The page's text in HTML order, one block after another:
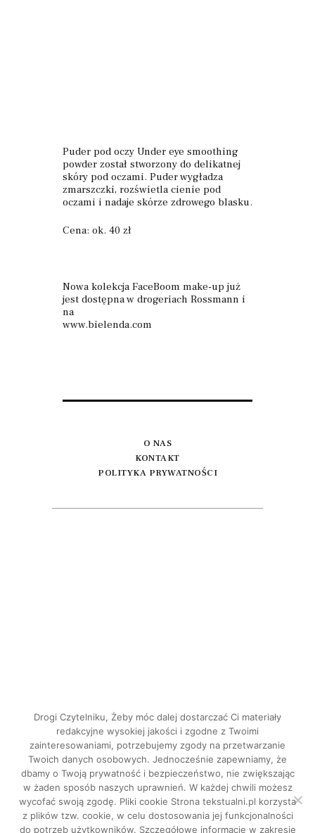
Puder pod oczy Under eye smoothing
powder został stworzony do delikatnej
skóry pod oczami. Puder wygładza
zmarszczki, rozświetla cienie pod
oczami i nadaje skórze zdrowego blasku.
Cena: ok. 40 zł
Nowa kolekcja FaceBoom make-up już
jest dostępna w drogeriach Rossmann i
na
www.bielenda.com
O NAS
KONTAKT
POLITYKA PRYWATNOŚCI
INSTAGRAM
FACEBOOK
Drogi Czytelniku, Żeby móc dalej dostarczać Ci materiały
redakcyjne wysokiej jakości i zgodne z Twoimi
zainteresowaniami, potrzebujemy zgody na przetwarzanie
Twoich danych osobowych. Jednocześnie zapewniamy, że
dbamy o Twoją prywatność i bezpieczeństwo, nie zwiększając
w żaden sposób naszych uprawnień. W każdej chwili możesz
wycofać swoją zgodę. Pliki cookie Strona tekstualni.pl korzysta
z plików tzw. cookie, w celu dostosowania jej funkcjonalności
do potrzeb użytkowników. Szczegółowe informacje w zakresie